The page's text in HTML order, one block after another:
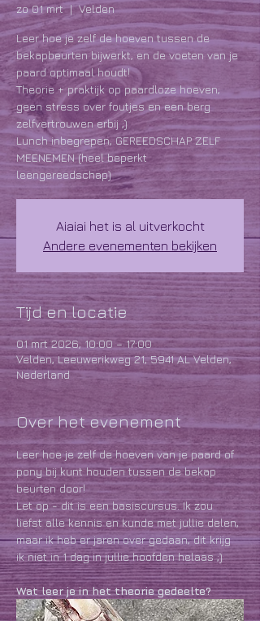
zo 01 mrt
  |
Velden
Leer hoe je zelf de hoeven tussen de
bekapbeurten bijwerkt, en de voeten van je
paard optimaal houdt!
Theorie + praktijk op paardloze hoeven;
geen stress over foutjes en een berg
zelfvertrouwen erbij ;)
Lunch inbegrepen, GEREEDSCHAP ZELF
MEENEMEN (heel beperkt
leengereedschap)
Aiaiai het is al uitverkocht
Andere evenementen bekijken
Tijd en locatie
01 mrt 2026, 10:00 – 17:00
Velden, Leeuwerikweg 21, 5941 AL Velden,
Nederland
Over het evenement
Leer hoe je zelf de hoeven van je paard of
pony bij kunt houden tussen de bekap
beurten door!
Let op - dit is een basiscursus. Ik zou
liefst alle kennis en kunde met jullie delen,
maar ik heb er jaren over gedaan, dit krijg
ik niet in 1 dag in jullie hoofden helaas ;)
Wat leer je in het theorie gedeelte?